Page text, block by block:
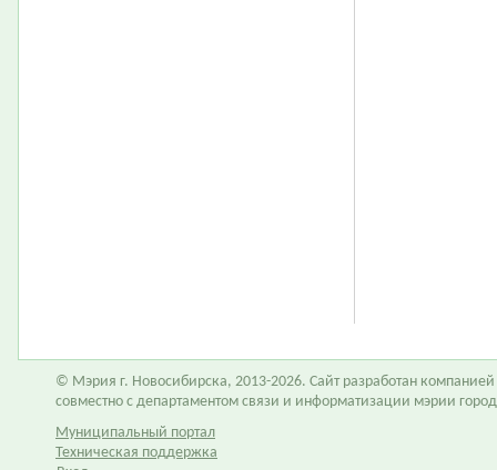
© Мэрия г. Новосибирска, 2013-2026. Сайт разработан компанией
совместно с департаментом связи и информатизации мэрии
Муниципальный портал
Техническая поддержка